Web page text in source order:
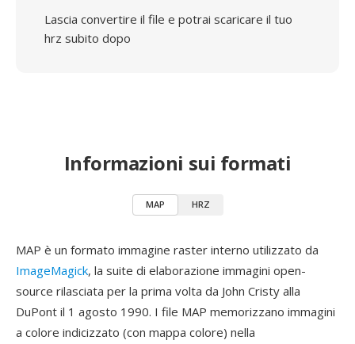
Lascia convertire il file e potrai scaricare il tuo
hrz subito dopo
Informazioni sui formati
MAP HRZ
MAP è un formato immagine raster interno utilizzato da
ImageMagick, la suite di elaborazione immagini open-
source rilasciata per la prima volta da John Cristy alla
DuPont il 1 agosto 1990. I file MAP memorizzano immagini
a colore indicizzato (con mappa colore) nella